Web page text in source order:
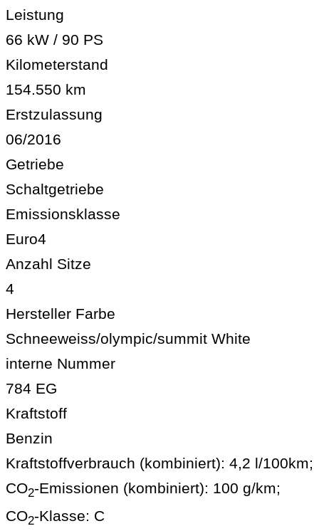
Leistung
66 kW / 90 PS
Kilometerstand
154.550 km
Erstzulassung
06/2016
Getriebe
Schaltgetriebe
Emissionsklasse
Euro4
Anzahl Sitze
4
Hersteller Farbe
Schneeweiss/olympic/summit White
interne Nummer
784 EG
Kraftstoff
Benzin
Kraftstoffverbrauch (kombiniert): 4,2 l/100km;
CO2-Emissionen (kombiniert): 100 g/km;
CO2-Klasse: C